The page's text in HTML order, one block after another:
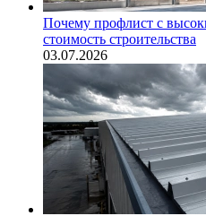
Почему профлист с
стоимость строительства
03.07.2026